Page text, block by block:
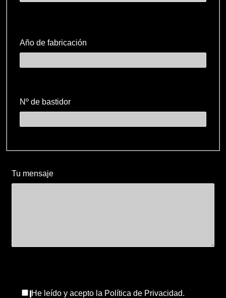
Año de fabricación
Nº de bastidor
Tu mensaje
He leído y acepto la Política de Privacidad.